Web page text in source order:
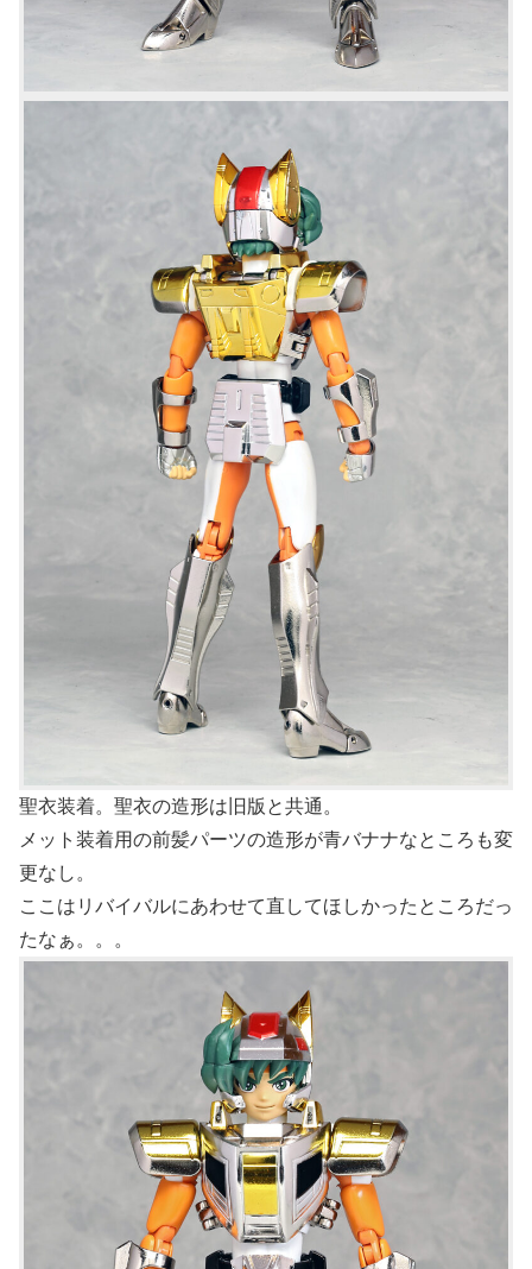
聖衣装着。聖衣の造形は旧版と共通。
メット装着用の前髪パーツの造形が青バナナなところも変
更なし。
ここはリバイバルにあわせて直してほしかったところだっ
たなぁ。。。